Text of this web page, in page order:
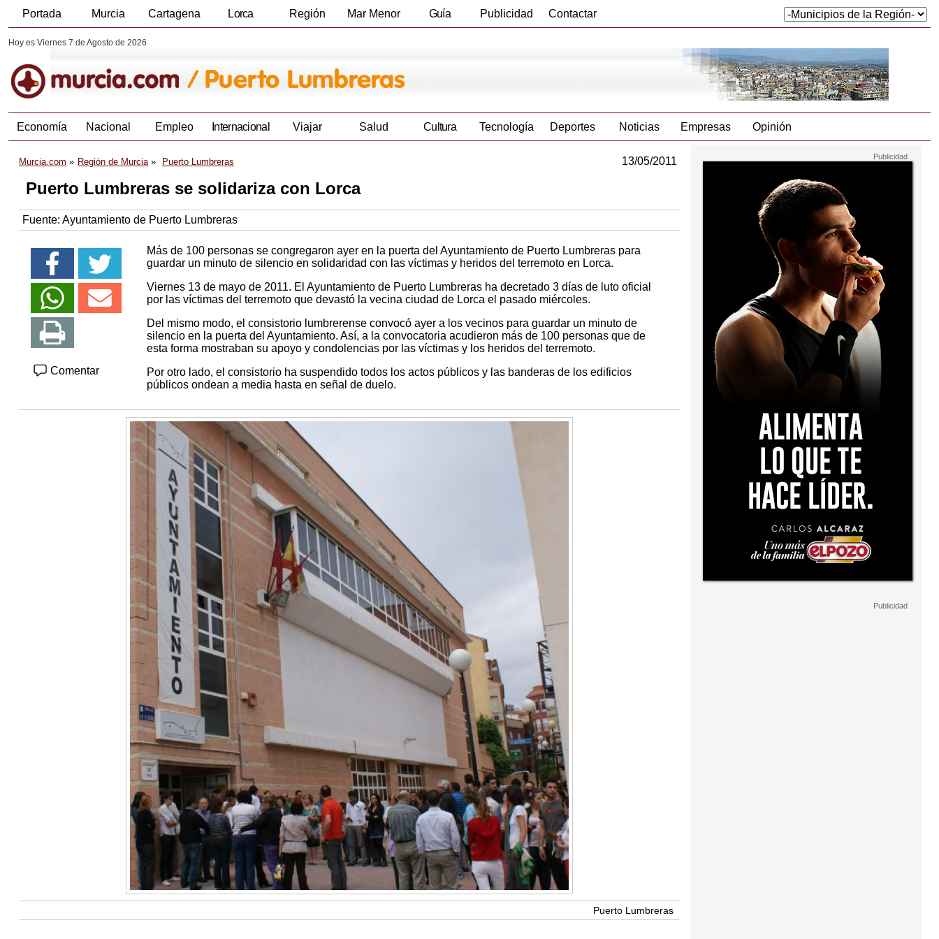
Portada Murcia Cartagena Lorca Región Mar Menor Guía Publicidad Contactar
Hoy es Viernes 7 de Agosto de 2026
Economía Nacional Empleo Internacional Viajar Salud Cultura Tecnología Deportes Noticias Empresas Opinión
Murcia.com Región de Murcia Puerto Lumbreras 13/05/2011
Puerto Lumbreras se solidariza con Lorca
Fuente: Ayuntamiento de Puerto Lumbreras
Comentar
Más de 100 personas se congregaron ayer en la puerta del Ayuntamiento de Puerto Lumbreras para
guardar un minuto de silencio en solidaridad con las víctimas y heridos del terremoto en Lorca.
Viernes 13 de mayo de 2011. El Ayuntamiento de Puerto Lumbreras ha decretado 3 días de luto oficial
por las víctimas del terremoto que devastó la vecina ciudad de Lorca el pasado miércoles.
Del mismo modo, el consistorio lumbrerense convocó ayer a los vecinos para guardar un minuto de
silencio en la puerta del Ayuntamiento. Así, a la convocatoria acudieron más de 100 personas que de
esta forma mostraban su apoyo y condolencias por las víctimas y los heridos del terremoto.
Por otro lado, el consistorio ha suspendido todos los actos públicos y las banderas de los edificios
públicos ondean a media hasta en señal de duelo.
Puerto Lumbreras